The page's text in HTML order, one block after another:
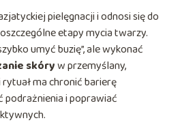
pielęgnacji i odnosi się do
etapy mycia twarzy.
umyć buzię”, ale wykonać
skóryw przemyślany,
ma chronić barierę
i poprawiać